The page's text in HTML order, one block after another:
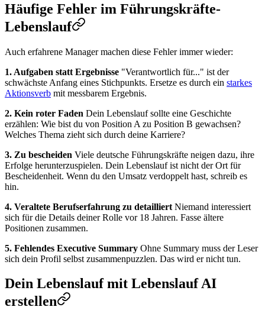
Häufige Fehler im Führungskräfte-
Lebenslauf
Auch erfahrene Manager machen diese Fehler immer wieder:
1. Aufgaben statt Ergebnisse "Verantwortlich für..." ist der
schwächste Anfang eines Stichpunkts. Ersetze es durch ein starkes
Aktionsverb mit messbarem Ergebnis.
2. Kein roter Faden Dein Lebenslauf sollte eine Geschichte
erzählen: Wie bist du von Position A zu Position B gewachsen?
Welches Thema zieht sich durch deine Karriere?
3. Zu bescheiden Viele deutsche Führungskräfte neigen dazu, ihre
Erfolge herunterzuspielen. Dein Lebenslauf ist nicht der Ort für
Bescheidenheit. Wenn du den Umsatz verdoppelt hast, schreib es
hin.
4. Veraltete Berufserfahrung zu detailliert Niemand interessiert
sich für die Details deiner Rolle vor 18 Jahren. Fasse ältere
Positionen zusammen.
5. Fehlendes Executive Summary Ohne Summary muss der Leser
sich dein Profil selbst zusammenpuzzlen. Das wird er nicht tun.
Dein Lebenslauf mit Lebenslauf AI
erstellen